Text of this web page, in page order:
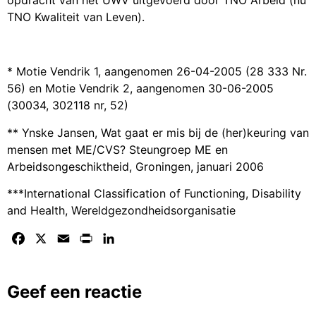
TNO Kwaliteit van Leven).
* Motie Vendrik 1, aangenomen 26-04-2005 (28 333 Nr.
56) en Motie Vendrik 2, aangenomen 30-06-2005
(30034, 302118 nr, 52)
** Ynske Jansen, Wat gaat er mis bij de (her)keuring van
mensen met ME/CVS? Steungroep ME en
Arbeidsongeschiktheid, Groningen, januari 2006
***International Classification of Functioning, Disability
and Health, Wereldgezondheidsorganisatie
Facebook Email Print
Geef een reactie